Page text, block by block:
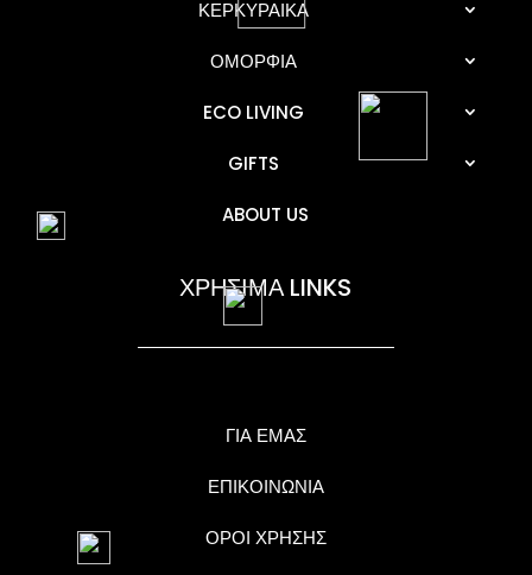
ΚΕΡΚΥΡΑΙΚΑ
ΟΜΟΡΦΙΑ
ECO LIVING
GIFTS
ABOUT US
ΧΡΗΣΙΜΑ LINKS
ΓΙΑ ΕΜΑΣ
ΕΠΙΚΟΙΝΩΝΙΑ
ΟΡΟΙ ΧΡΗΣΗΣ